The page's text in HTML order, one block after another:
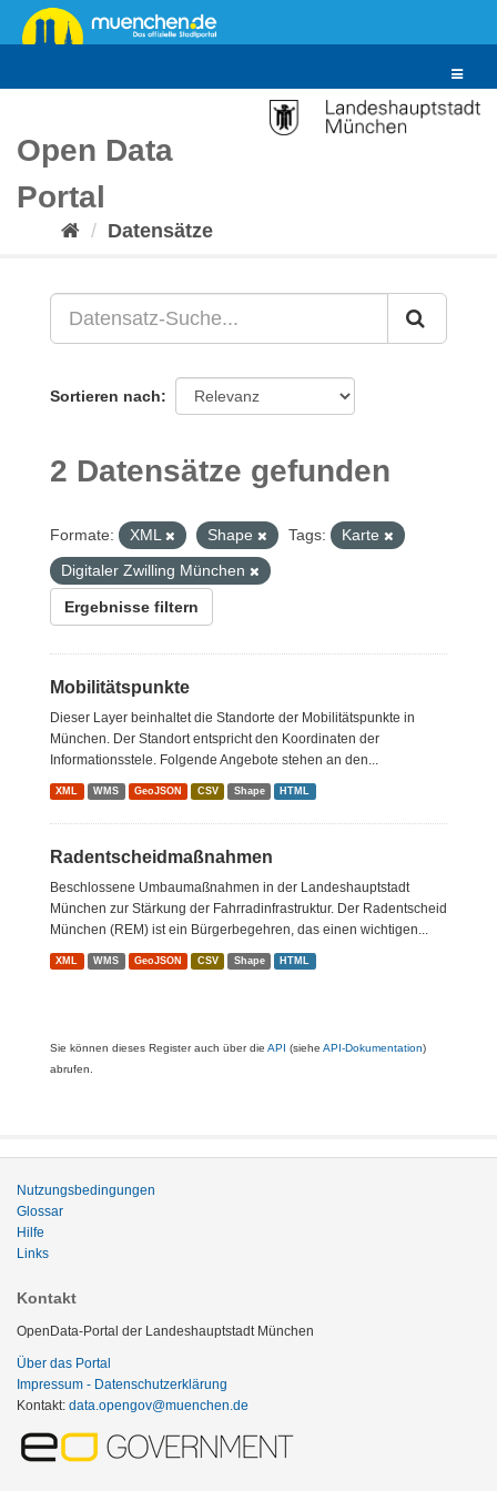
Überspringen
zum
Toggle
Open Data
Portal
Datensätze
Sortieren nach
2 Datensätze gefunden
Formate: XML Shape Tags:
Karte
Digitaler Zwilling München
Ergebnisse filtern
Mobilitätspunkte
Dieser Layer beinhaltet die Standorte der Mobilitätspunkte in
München. Der Standort entspricht den Koordinaten der
Informationsstele. Folgende Angebote stehen an den...
XML WMS GeoJSON CSV Shape HTML
Radentscheidmaßnahmen
Beschlossene Umbaumaßnahmen in der Landeshauptstadt
München zur Stärkung der Fahrradinfrastruktur. Der Radentscheid
München (REM) ist ein Bürgerbegehren, das einen wichtigen...
XML WMS GeoJSON CSV Shape HTML
Sie können dieses Register auch über die API (siehe API-Dokumentation)
abrufen.
Nutzungsbedingungen
Glossar
Hilfe
Links
Kontakt
OpenData-Portal der Landeshauptstadt München
Über das Portal
Impressum - Datenschutzerklärung
Kontakt: data.opengov@muenchen.de